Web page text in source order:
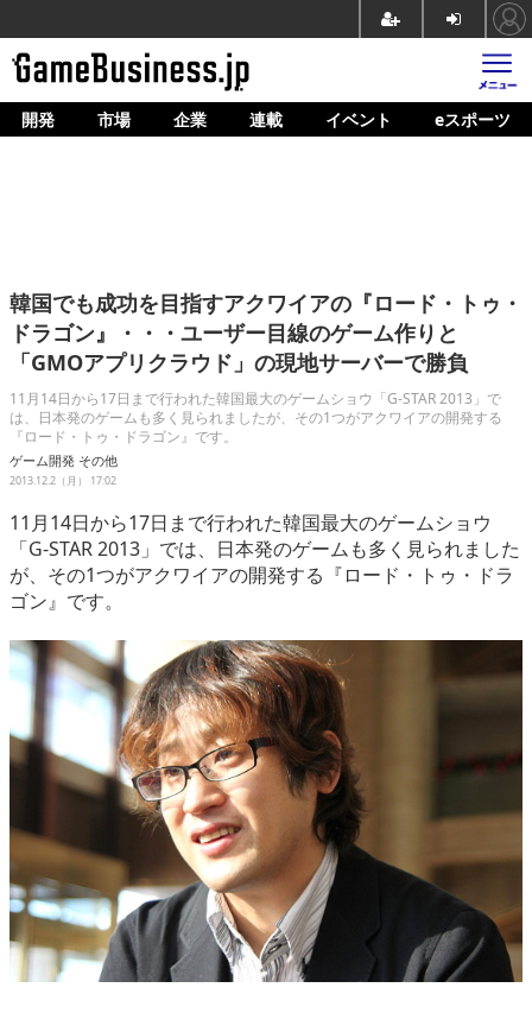
ホーム
企業動向
人材育成
産業政策
連載
eスポーツ
開発 市場 企業 連載 イベント eスポーツ
韓国でも成功を目指すアクワイアの『ロード・トゥ・
ドラゴン』・・・ユーザー目線のゲーム作りと
「GMOアプリクラウド」の現地サーバーで勝負
11月14日から17日まで行われた韓国最大のゲームショウ「G-STAR 2013」で
は、日本発のゲームも多く見られましたが、その1つがアクワイアの開発する
『ロード・トゥ・ドラゴン』です。
ゲーム開発 その他
2013.12.2（月） 17:02
11月14日から17日まで行われた韓国最大のゲームショウ
「G-STAR 2013」では、日本発のゲームも多く見られました
が、その1つがアクワイアの開発する『ロード・トゥ・ドラ
ゴン』です。